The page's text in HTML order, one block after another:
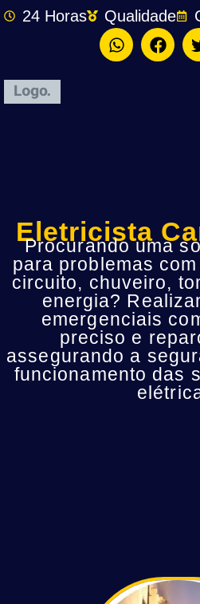
24 Horas Qualidade
Eletricista
Procurando uma
para problemas
circuito, chuveiro,
energia?
emergenciais
preciso e
assegurando a
funcionamento das